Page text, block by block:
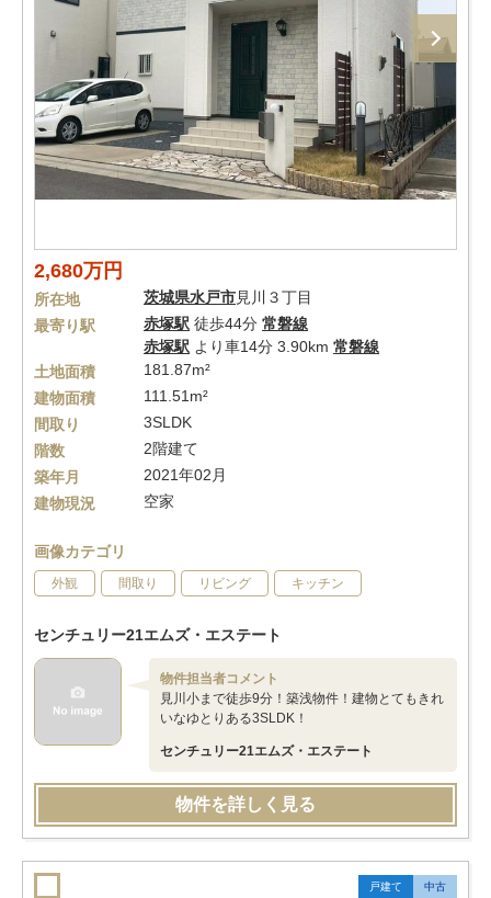
2,680万円
所在地 茨城県水戸市見川３丁目
最寄り駅
赤塚駅 徒歩44分 常磐線
赤塚駅 より車14分 3.90km 常磐線
土地面積
181.87m²
建物面積
111.51m²
間取り
3SLDK
階数
2階建て
築年月
2021年02月
建物現況
空家
画像カテゴリ
外観 間取り リビング キッチン
センチュリー21エムズ・エステート
物件担当者コメント
見川小まで徒歩9分！築浅物件！建物とてもきれ
いなゆとりある3SLDK！
センチュリー21エムズ・エステート
物件を詳しく見る
戸建て 中古